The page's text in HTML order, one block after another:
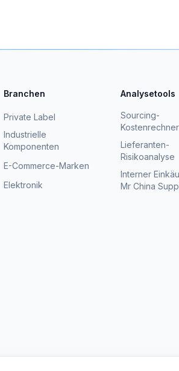
Branchen
Private Label
Industrielle
Komponenten
E-Commerce-Marken
Elektronik
Analysetools
Sourcing-
Kostenrechner
Lieferanten-
Risikoanalyse
Interner
Mr China